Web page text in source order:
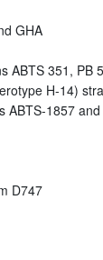
GHA
ABTS 351, PB
H-14)
ABTS-1857 and
D747